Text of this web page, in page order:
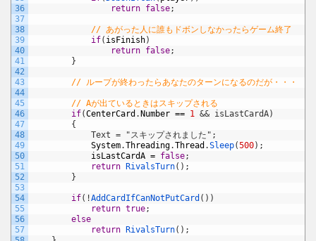
36
37
38
39
40
41
42
43
44
45
46
47
48
49
50
51
52
53
54
55
56
57
return false;
// あがった人に誰もドボンしなかったらゲーム終了
if( isFinish)
return false;
}
// ループが終わったらあなたのターンになるのだが・・・
// Aが出ているときはスキップされる
if(CenterCard . Number == 1 && isLastCardA)
{
Text = "スキップされました";
System.Threading.Thread .Sleep(500) ;
isLastCardA = false;
return
RivalsTurn( ) ;
}
if( !AddCardIfCanNotPutCard ( ) )
return true;
else
return
RivalsTurn( ) ;